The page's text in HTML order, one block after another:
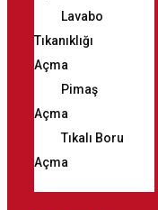
Lavabo
Tıkanıklığı
Açma
Pimaş
Açma
Tıkalı Boru
Açma